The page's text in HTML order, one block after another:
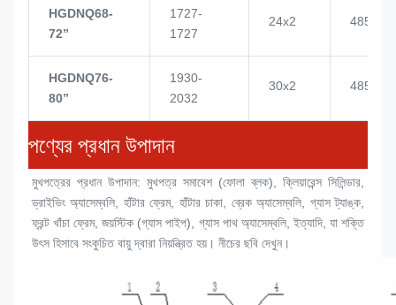
HGDNQ68-
72’’
1727-
1727
24x2 4855
HGDNQ76-
80’’
1930-
2032
30x2 4855
পণ্যের প্রধান উপাদান
মুখপত্রের প্রধান উপাদান: মুখপত্র সমাবেশ (ফোলা ব্লক), ক্লিয়ারেন্স সিলিন্ডার,
ড্রাইভিং অ্যাসেম্বলি, হাঁটার ফ্রেম, হাঁটার চাকা, ব্রেক অ্যাসেম্বলি, গ্যাস ট্যাঙ্ক,
ফ্রন্ট খাঁচা ফ্রেম, জয়স্টিক (গ্যাস পাইপ), গ্যাস পাথ অ্যাসেম্বলি, ইত্যাদি, যা শক্তি
উৎস হিসাবে সংকুচিত বায়ু দ্বারা নিয়ন্ত্রিত হয়। নীচের ছবি দেখুন।